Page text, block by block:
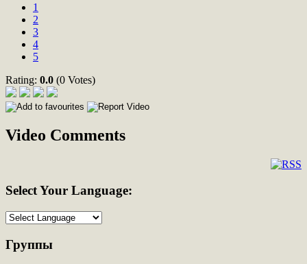
1
2
3
4
5
Rating: 0.0 (0 Votes)
Video Comments
SelectYour Language:
Группы